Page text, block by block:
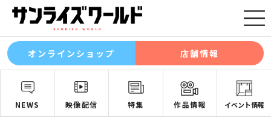
オンラインショップ 店舗情報
NEWS 映像配信 特集 作品情報 イベント情報